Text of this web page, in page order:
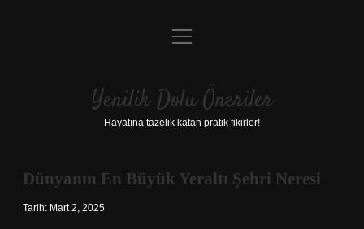
Anasayfa
Yasal Uyarı
menüyü
Yenilik Dolu Öneriler
Hayatına tazelik katan pratik fikirler!
Dünyanın En Büyük Yeraltı Şehri Neresi
Tarih: Mart 2, 2025